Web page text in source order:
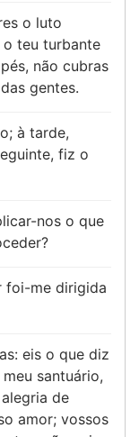
o luto
teu turbante
não cubras
gentes.
à tarde,
fiz o
nos o que
foi-me dirigida
eis o que diz
santuário,
de
amor; vossos